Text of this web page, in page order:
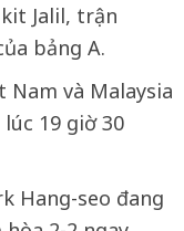
Jalil, trận
bảng A.
và Malaysia
19 giờ 30
Hang-seo đang